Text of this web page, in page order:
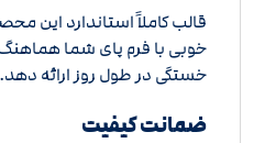
قالب کاملاً استاندارد این
خوبی با فرم پای شما
خستگی در طول روز ارائه دهد.
ضمانت کیفیت